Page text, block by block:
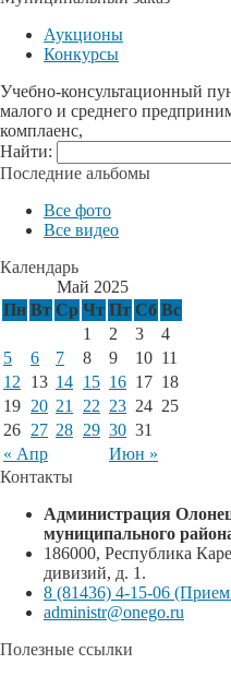
Аукционы
Конкурсы
Учебно-консультационный
малого и среднего
комплаенс,
Найти:
Последние альбомы
Все фото
Все видео
Календарь
Май 2025
Пн Вт Ср Чт Пт Сб Вс
« Апр Июн »
1 2 3
4
5
6 7 8 9 10 11
12
13 14 15 16 17 18
19 20 21 22 23 24 25
26 27 28 29 30 31
Контакты
Администрация
муниципального
186000, Республика
дивизий, д. 1.
8 (81436) 4-15-06
administr@onego.ru
Полезные ссылки